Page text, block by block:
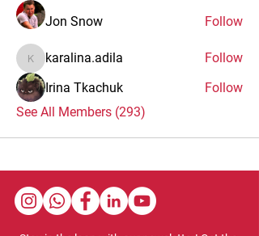
Jon Snow Follow
karalina.adila
karalina.adila
Follow
Irina Tkachuk
Follow
See All Members (293)